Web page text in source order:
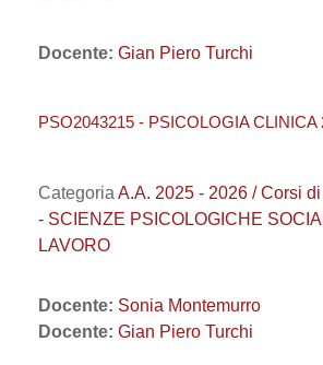
Docente: Gian Piero Turchi
PSO2043215 - PSICOLOGIA CLINICA
Categoria A.A. 2025 - 2026 / Corsi
- SCIENZE PSICOLOGICHE
LAVORO
Docente: Sonia Montemurro
Docente: Gian Piero Turchi